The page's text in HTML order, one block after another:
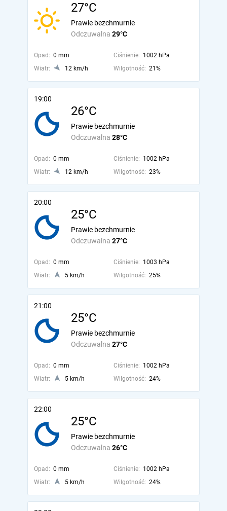
27°C
Odczuwalna 29°C
Prawie bezchmurnie
Opad: 0 mm Ciśnienie: 1002 hPa
Wiatr:
12 km/h Wilgotność: 21%
19:00
26°C
Odczuwalna 28°C
Prawie bezchmurnie
Opad: 0 mm Ciśnienie: 1002 hPa
Wiatr:
12 km/h Wilgotność: 23%
20:00
25°C
Odczuwalna 27°C
Prawie bezchmurnie
Opad: 0 mm Ciśnienie: 1003 hPa
Wiatr:
5 km/h Wilgotność: 25%
21:00
25°C
Odczuwalna 27°C
Prawie bezchmurnie
Opad: 0 mm Ciśnienie: 1002 hPa
Wiatr:
5 km/h Wilgotność: 24%
22:00
25°C
Odczuwalna 26°C
Prawie bezchmurnie
Opad: 0 mm Ciśnienie: 1002 hPa
Wiatr:
5 km/h Wilgotność: 24%